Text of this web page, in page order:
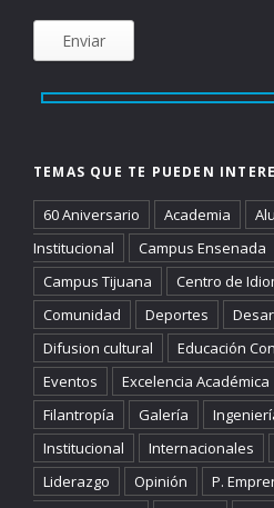
TEMAS QUE TE PUEDEN
60 Aniversario Academia
Institucional
Campus Ensenada
Campus Tijuana
Centro de
Comunidad
Deportes
Difusion cultural
Educación
Eventos
Excelencia Académica
Filantropía
Galería
Institucional
Internacionales
Liderazgo
Opinión P.